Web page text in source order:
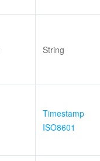
String
Timestamp
ISO8601